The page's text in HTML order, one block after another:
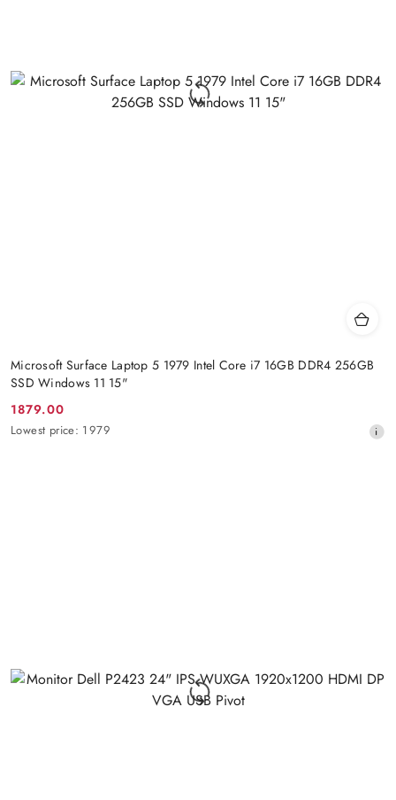
Microsoft Surface Laptop 5 1979 Intel Core i7 16GB DDR4 256GB
SSD Windows 11 15"
Promotion
price:
1879.00
Lowest
Lowest price: 1979